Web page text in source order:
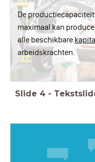
De
maximaal kan
alle beschikbare
arbeidskrachten.
Slide 4 -